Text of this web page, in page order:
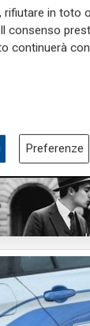
in toto
consenso
continuerà
Preferenze